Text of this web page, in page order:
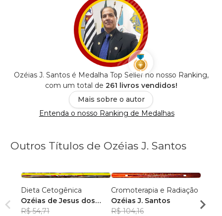
Ozéias J. Santos é Medalha Top Seller no nosso Ranking,
com um total de 261 livros vendidos!
Mais sobre o autor
Entenda o nosso Ranking de Medalhas
Outros Títulos de Ozéias J. Santos
Dieta Cetogênica
Ozéias de Jesus dos
Santos
R$ 54,71
Cromoterapia e Radiação
Ozéias J. Santos
R$ 104,16
R$